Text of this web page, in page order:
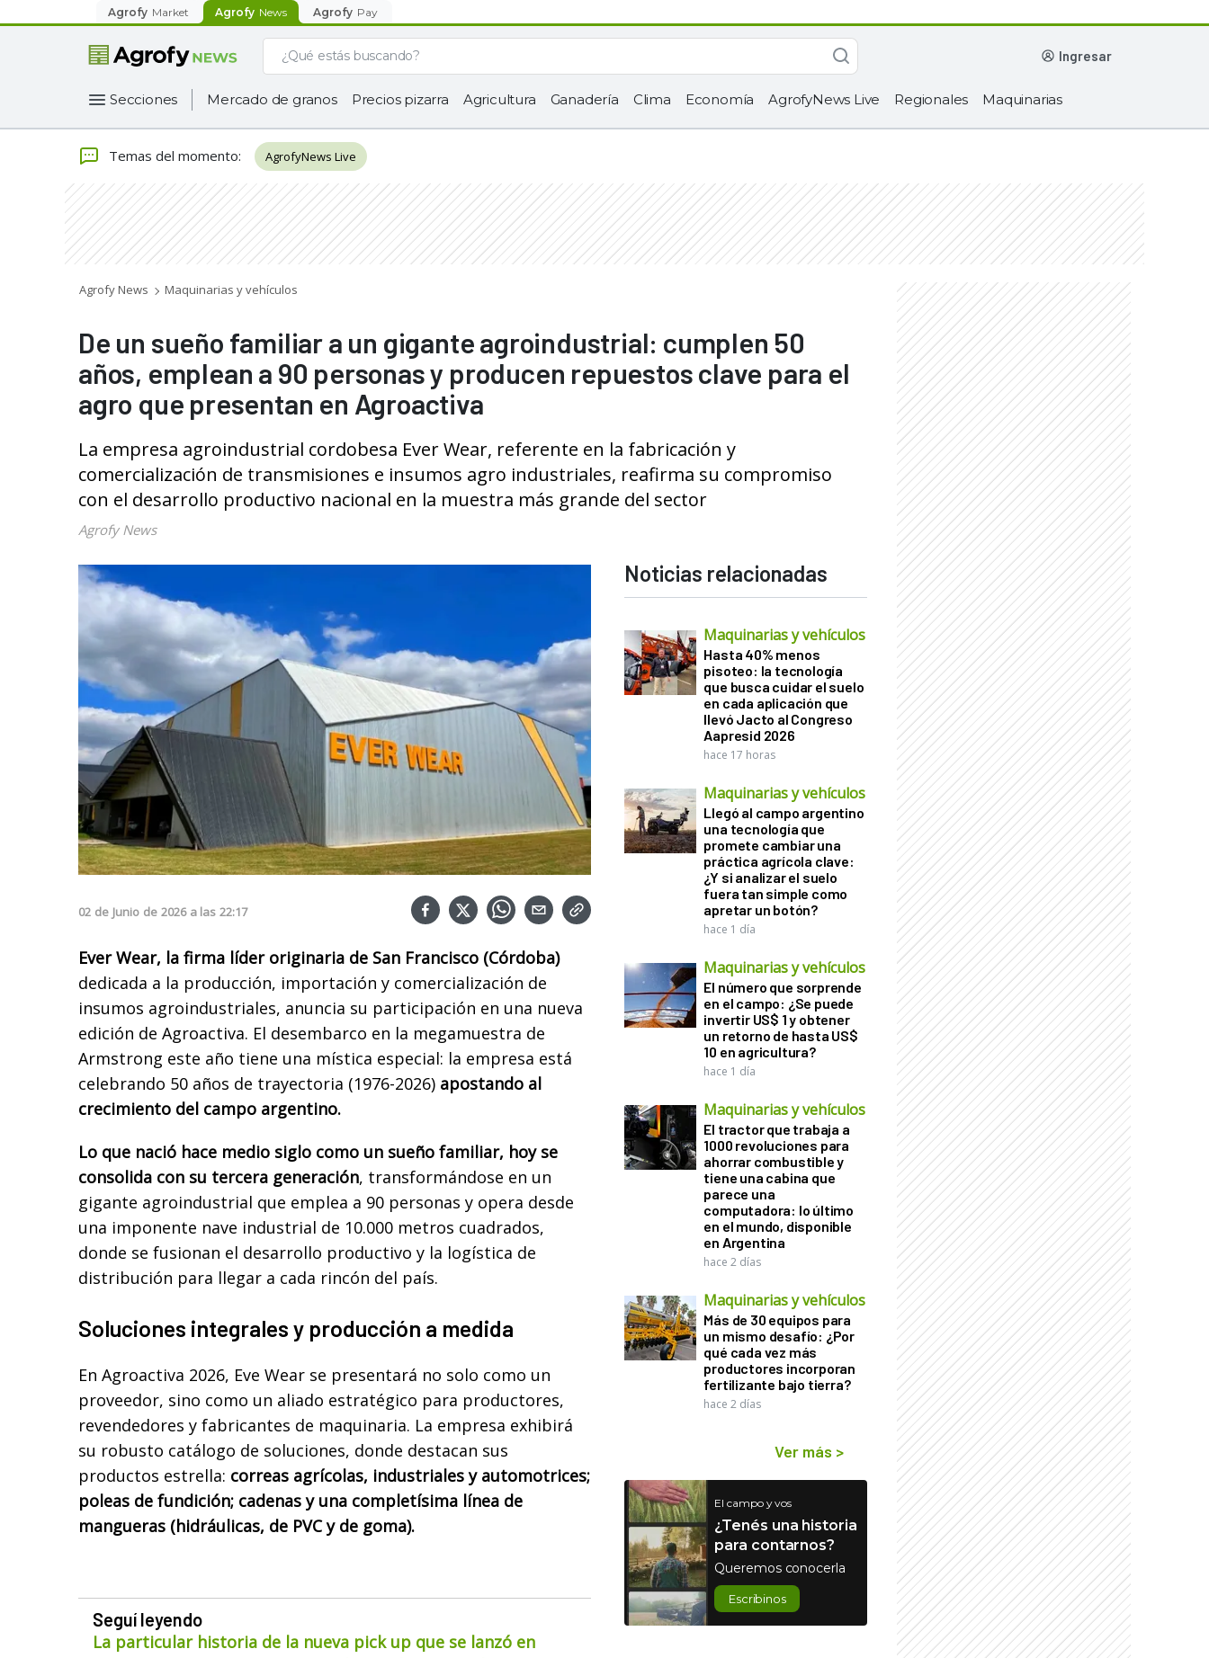
Agrofy Market Agrofy News Agrofy Pay
ingresar
Secciones Mercado de granos Precios pizarra Agricultura Ganadería Clima Economía AgrofyNews Live Regionales Maquinarias
Temas del momento: AgrofyNews Live
Agrofy News Maquinarias y vehículos
De un sueño familiar a un gigante agroindustrial: cumplen 50
años, emplean a 90 personas y producen repuestos clave para el
agro que presentan en Agroactiva
La empresa agroindustrial cordobesa Ever Wear, referente en la fabricación y
comercialización de transmisiones e insumos agro industriales, reafirma su compromiso
con el desarrollo productivo nacional en la muestra más grande del sector
Agrofy News
02 de Junio de 2026 a las 22:17
Ever Wear, la firma líder originaria de San Francisco (Córdoba)
dedicada a la producción, importación y comercialización de
insumos agroindustriales, anuncia su participación en una nueva
edición de Agroactiva. El desembarco en la megamuestra de
Armstrong este año tiene una mística especial: la empresa está
celebrando 50 años de trayectoria (1976-2026) apostando al
crecimiento del campo argentino.
Lo que nació hace medio siglo como un sueño familiar, hoy se
consolida con su tercera generación, transformándose en un
gigante agroindustrial que emplea a 90 personas y opera desde
una imponente nave industrial de 10.000 metros cuadrados,
donde se fusionan el desarrollo productivo y la logística de
distribución para llegar a cada rincón del país.
Soluciones integrales y producción a medida
En Agroactiva 2026, Eve Wear se presentará no solo como un
proveedor, sino como un aliado estratégico para productores,
revendedores y fabricantes de maquinaria. La empresa exhibirá
su robusto catálogo de soluciones, donde destacan sus
productos estrella: correas agrícolas, industriales y automotrices;
poleas de fundición; cadenas y una completísima línea de
mangueras (hidráulicas, de PVC y de goma).
Seguí leyendo
La particular historia de la nueva pick up que se lanzó en
Noticias relacionadas
Maquinarias y vehículos
Hasta 40% menos
pisoteo: la tecnología
que busca cuidar el suelo
en cada aplicación que
llevó Jacto al Congreso
Aapresid 2026
hace 17 horas
Maquinarias y vehículos
Llegó al campo argentino
una tecnología que
promete cambiar una
práctica agrícola clave:
¿Y si analizar el suelo
fuera tan simple como
apretar un botón?
hace 1 día
Maquinarias y vehículos
El número que sorprende
en el campo: ¿Se puede
invertir US$ 1 y obtener
un retorno de hasta US$
10 en agricultura?
hace 1 día
Maquinarias y vehículos
El tractor que trabaja a
1000 revoluciones para
ahorrar combustible y
tiene una cabina que
parece una
computadora: lo último
en el mundo, disponible
en Argentina
hace 2 días
Maquinarias y vehículos
Más de 30 equipos para
un mismo desafío: ¿Por
qué cada vez más
productores incorporan
fertilizante bajo tierra?
hace 2 días
Ver más >
El campo y vos
¿Tenés una historia
para contarnos?
Queremos conocerla
Escribinos